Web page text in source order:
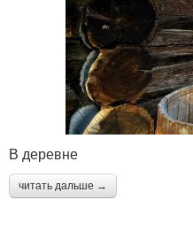
В деревне
читать дальше →